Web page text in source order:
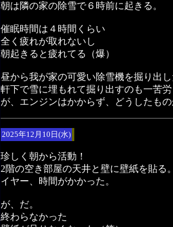
朝は隣の家の除雪で６時前に起きる。
催眠時間は４時間くらい
全く疲れが取れないし
朝起きると疲れてる（爆）
昼から我が家の可愛い除雪機を掘り出
軒下で雪に埋もれて掘り出すのも一苦労
が、エンジンはかからず、どうしたも
2025年12月10日(水)
珍しく朝から活動！
2階の空き部屋の天井と壁に壁紙を貼る
イヤー、時間がかかった。
が、だ。
終わらなかった